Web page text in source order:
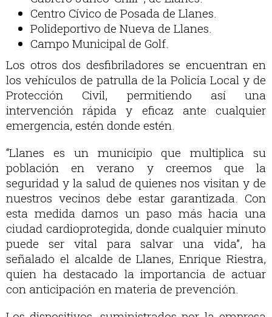
Centro Cívico de Posada de Llanes.
Polideportivo de Nueva de Llanes.
Campo Municipal de Golf.
Los otros dos desfibriladores se encuentran en
los vehículos de patrulla de la Policía Local y de
Protección Civil, permitiendo así una
intervención rápida y eficaz ante cualquier
emergencia, estén donde estén.
“Llanes es un municipio que multiplica su
población en verano y creemos que la
seguridad y la salud de quienes nos visitan y de
nuestros vecinos debe estar garantizada. Con
esta medida damos un paso más hacia una
ciudad cardioprotegida, donde cualquier minuto
puede ser vital para salvar una vida”, ha
señalado el alcalde de Llanes, Enrique Riestra,
quien ha destacado la importancia de actuar
con anticipación en materia de prevención.